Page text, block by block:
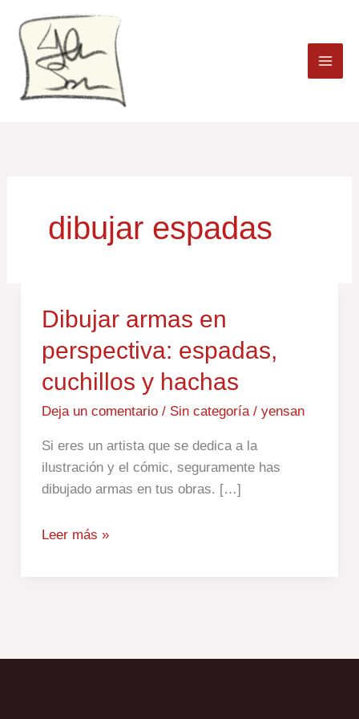
contenido
dibujar espadas
Dibujar armas en
perspectiva: espadas,
cuchillos y hachas
Deja un comentario / Sin categoría/ yensan
Si eres un artista que se dedica a la
ilustración y el cómic, seguramente has
dibujado armas en tus obras. […]
Dibujar
en
perspectiva:
cuchillos
y hachas
Leer más »